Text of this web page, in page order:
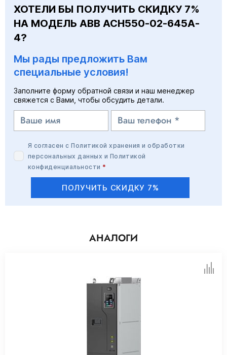
ХОТЕЛИ БЫ ПОЛУЧИТЬ СКИДКУ 7%
НА МОДЕЛЬ ABB ACH550-02-645A-
4?
Мы рады предложить Вам
специальные условия!
Заполните форму обратной связи и наш менеджер
свяжется с Вами, чтобы обсудить детали.
Я согласен сПолитикой хранения и обработки
персональных данных и Политикой
конфиденциальности *
ПОЛУЧИТЬ СКИДКУ 7%
АНАЛОГИ